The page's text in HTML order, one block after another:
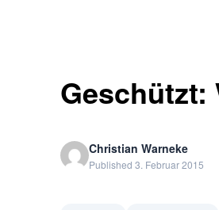
Geschützt:
Christian Warneke
Published 3. Februar 2015